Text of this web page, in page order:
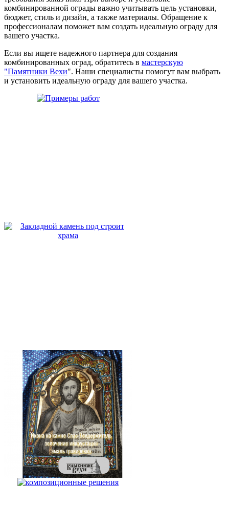
комбинированной ограды важно учитывать цель установки,
бюджет, стиль и дизайн, а также материалы. Обращение к
профессионалам поможет вам создать идеальную ограду для
вашего участка.
Если вы ищете надежного партнера для создания
комбинированных оград, обратитесь в мастерскую
"Памятники Вехи". Наши специалисты помогут вам выбрать
и установить идеальную ограду для вашего участка.